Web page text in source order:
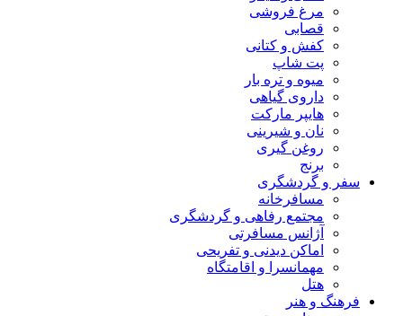
مرغ فروشی
قصابی
کفش و کتانی
پت شاپ
میوه و تره بار
داروی گیاهی
هایپر مارکت
نان و شیرینی
روغن گیری
برنج
سفر و گردشگری
مسافرخانه
مجتمع رفاهی و گردشگری
آژانس مسافرتی
اماکن دیدنی و تفریحی
مهمانسرا و اقامتگاه
هتل
فرهنگ و هنر